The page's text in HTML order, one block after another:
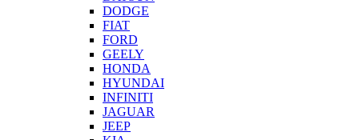
DODGE
FIAT
FORD
GEELY
HONDA
HYUNDAI
INFINITI
JAGUAR
JEEP